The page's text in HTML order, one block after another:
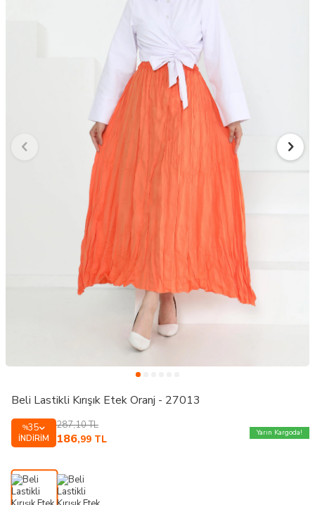
Beli Lastikli Kırışık Etek Oranj - 27013
%35
İNDIRIM
287,10TL
186,99 TL
Yarın Kargoda!